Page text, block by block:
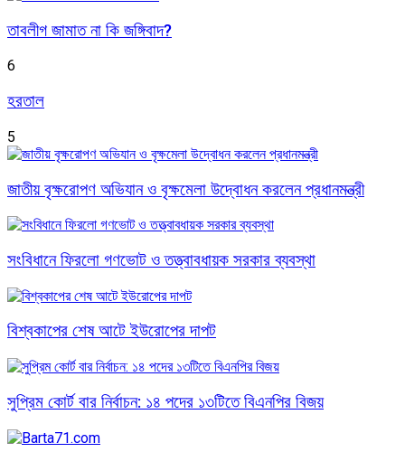
তাবলীগ জামাত না কি জঙ্গিবাদ?
6
হরতাল
5
জাতীয় বৃক্ষরোপণ অভিযান ও বৃক্ষমেলা উদ্বোধন করলেন প্রধানমন্ত্রী
সংবিধানে ফিরলো গণভোট ও তত্ত্বাবধায়ক সরকার ব্যবস্থা
বিশ্বকাপের শেষ আটে ইউরোপের দাপট
সুপ্রিম কোর্ট বার নির্বাচন: ১৪ পদের ১৩টিতে বিএনপির বিজয়